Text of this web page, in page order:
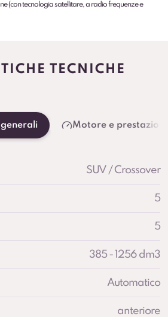
(con tecnologia satellitare, a radio frequenze e
TECNICHE
Motore e prestazioni
SUV / Crossover
5
5
385 - 1256 dm3
Automatico
anteriore